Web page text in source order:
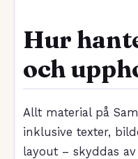
Hur
och
Allt material på
inklusive texter,
layout – skyddas